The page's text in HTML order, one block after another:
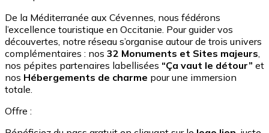
De la Méditerranée aux Cévennes, nous fédérons
l’excellence touristique en Occitanie. Pour guider vos
découvertes, notre réseau s’organise autour de trois univers
complémentaires : nos 32 Monuments et Sites majeurs
nos pépites partenaires labellisées “Ça vaut le détour” et
nos Hébergements de charme pour une immersion
totale.
Offre :